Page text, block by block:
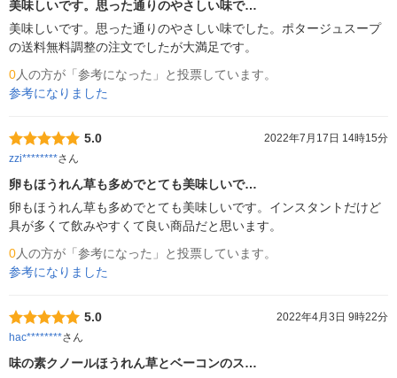
美味しいです。思った通りのやさしい味で…
美味しいです。思った通りのやさしい味でした。ポタージュスープ
の送料無料調整の注文でしたが大満足です。
0人の方が「参考になった」と投票しています。
参考になりました
5.0
2022年7月17日 14時15分
zzi********さん
卵もほうれん草も多めでとても美味しいで…
卵もほうれん草も多めでとても美味しいです。インスタントだけど
具が多くて飲みやすくて良い商品だと思います。
0人の方が「参考になった」と投票しています。
参考になりました
5.0
2022年4月3日 9時22分
hac********さん
味の素クノールほうれん草とベーコンのス…